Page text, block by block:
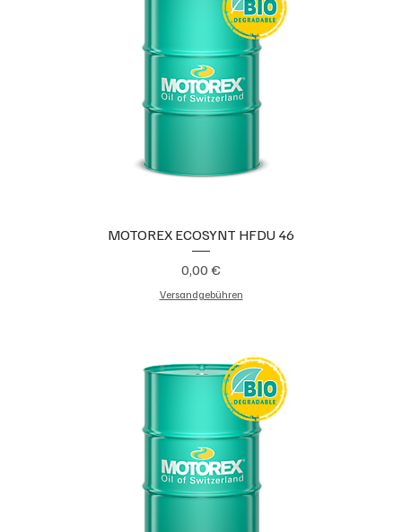
MOTOREX ECOSYNT HFDU 46
Preis
0,00 €
Versandgebühren